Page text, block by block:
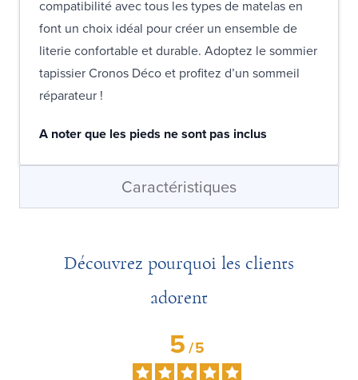
compatibilité avec tous les types de matelas en
font un choix idéal pour créer un ensemble de
literie confortable et durable. Adoptez le sommier
tapissier Cronos Déco et profitez d’un sommeil
réparateur !
A noter que les pieds ne sont pas inclus
Caractéristiques
Découvrez pourquoi les clients
adorent
5/5